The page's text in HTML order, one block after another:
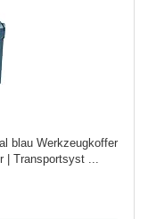
blau Werkzeugkoffer
Transportsyst ...